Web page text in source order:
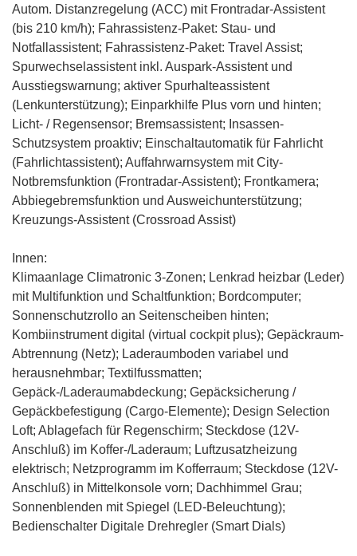
Autom. Distanzregelung (ACC) mit Frontradar-Assistent
(bis 210 km/h); Fahrassistenz-Paket: Stau- und
Notfallassistent; Fahrassistenz-Paket: Travel Assist;
Spurwechselassistent inkl. Auspark-Assistent und
Ausstiegswarnung; aktiver Spurhalteassistent
(Lenkunterstützung); Einparkhilfe Plus vorn und hinten;
Licht- / Regensensor; Bremsassistent; Insassen-
Schutzsystem proaktiv; Einschaltautomatik für Fahrlicht
(Fahrlichtassistent); Auffahrwarnsystem mit City-
Notbremsfunktion (Frontradar-Assistent); Frontkamera;
Abbiegebremsfunktion und Ausweichunterstützung;
Kreuzungs-Assistent (Crossroad Assist)
Innen:
Klimaanlage Climatronic 3-Zonen; Lenkrad heizbar (Leder)
mit Multifunktion und Schaltfunktion; Bordcomputer;
Sonnenschutzrollo an Seitenscheiben hinten;
Kombiinstrument digital (virtual cockpit plus); Gepäckraum-
Abtrennung (Netz); Laderaumboden variabel und
herausnehmbar; Textilfussmatten;
Gepäck-/Laderaumabdeckung; Gepäcksicherung /
Gepäckbefestigung (Cargo-Elemente); Design Selection
Loft; Ablagefach für Regenschirm; Steckdose (12V-
Anschluß) im Koffer-/Laderaum; Luftzusatzheizung
elektrisch; Netzprogramm im Kofferraum; Steckdose (12V-
Anschluß) in Mittelkonsole vorn; Dachhimmel Grau;
Sonnenblenden mit Spiegel (LED-Beleuchtung);
Bedienschalter Digitale Drehregler (Smart Dials)